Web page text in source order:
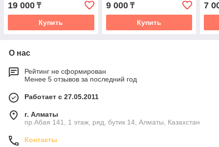
19 000 ₸
Купить
9 000₸
Купить
7
О нас
Рейтинг не сформирован
Менее 5 отзывов за последний год
Работает с 27.05.2011
г. Алматы
пр.Абая 141, 1 этаж, ряд, бутик 14, Алматы, Казахстан
Контакты